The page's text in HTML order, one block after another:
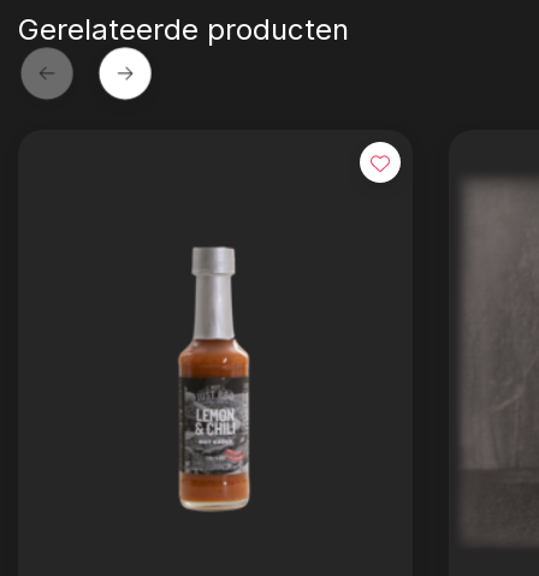
Gerelateerde producten